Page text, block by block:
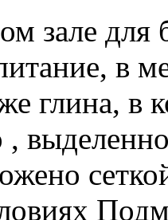
зале для
в
глина, в